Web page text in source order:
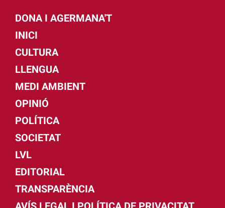
DONA I AGERMANA'T
INICI
CULTURA
LLENGUA
MEDI AMBIENT
OPINIÓ
POLÍTICA
SOCIETAT
LVL
EDITORIAL
TRANSPARÈNCIA